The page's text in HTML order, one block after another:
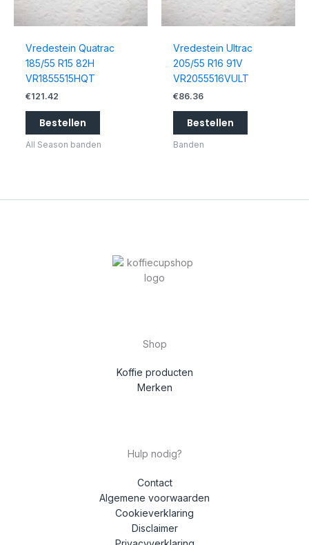
Vredestein Quatrac
185/55 R15 82H
VR1855515HQT
€121.42
Bestellen
All Season banden
Vredestein Ultrac
205/55 R16 91V
VR2055516VULT
€86.36
Bestellen
Banden
Shop
Koffie producten
Merken
Hulp nodig?
Contact
Algemene voorwaarden
Cookieverklaring
Disclaimer